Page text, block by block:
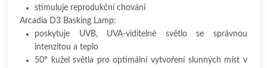
stimuluje reprodukční chování
Arcadia D3 Basking Lamp:
poskytuje UVB, UVA-viditelné světlo se správnou
intenzitou a teplo
50° kužel světla pro optimální vytvoření slunných míst v